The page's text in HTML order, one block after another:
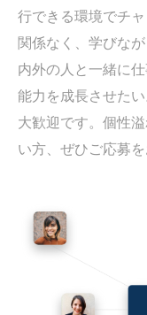
行できる環境でチ
関係なく、学びな
内外の人と一緒に
能力を成長させた
大歓迎です。個性
い方、ぜひご応募